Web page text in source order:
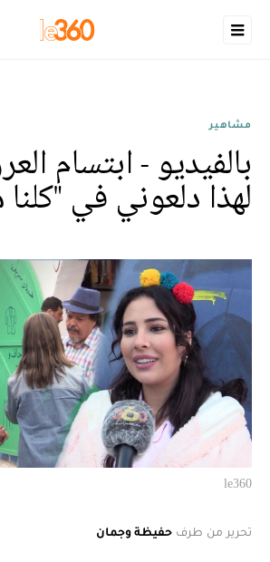
مشاهير
بالفيديو - ابتسام
لهذا دلعوني في "كلنا
le360
تحرير من طرف حفيظة وجمان